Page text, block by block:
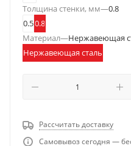
Толщина стенки, мм—0.8
0.50.8
Материал—Нержавеющая
Нержавеющая сталь
Рассчитать доставку
Самовывоз сегодня —